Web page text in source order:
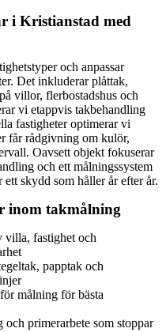
i Kristianstad med
och anpassar
Det inkluderar plåttak,
villor, flerbostadshus och
vi etappvis takbehandling
fastigheter optimerar vi
får rådgivning om kulör,
Oavsett objekt fokuserar
och ett målningssystem
skydd som håller år efter år.
inom takmålning
villa, fastighet och
papptak och
målning för bästa
primerarbete som stoppar